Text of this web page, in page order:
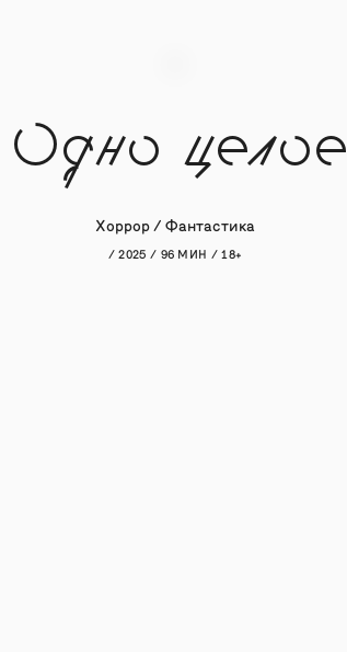
Одно целое
Хоррор / Фантастика
/ 2025 / 96 МИН / 18+